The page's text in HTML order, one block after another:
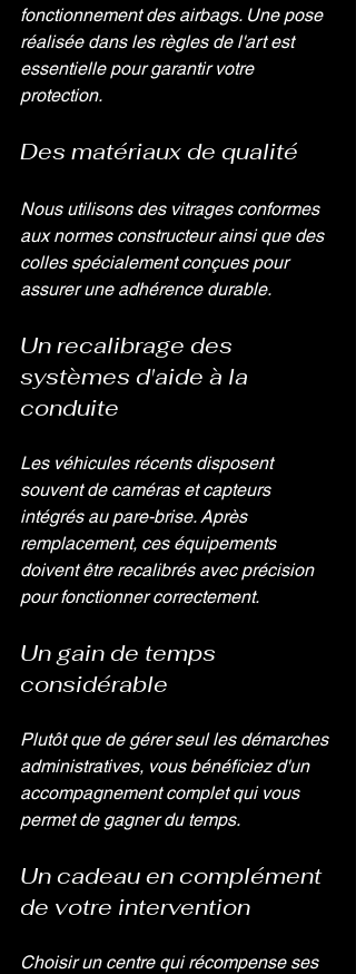
fonctionnement des airbags. Une pose
réalisée dans les règles de l'art est
essentielle pour garantir votre
protection.
Des matériaux de qualité
Nous utilisons des vitrages conformes
aux normes constructeur ainsi que des
colles spécialement conçues pour
assurer une adhérence durable.
Un recalibrage des
systèmes d'aide à la
conduite
Les véhicules récents disposent
souvent de caméras et capteurs
intégrés au pare-brise. Après
remplacement, ces équipements
doivent être recalibrés avec précision
pour fonctionner correctement.
Un gain de temps
considérable
Plutôt que de gérer seul les démarches
administratives, vous bénéficiez d'un
accompagnement complet qui vous
permet de gagner du temps.
Un cadeau en complément
de votre intervention
Choisir un centre qui récompense ses